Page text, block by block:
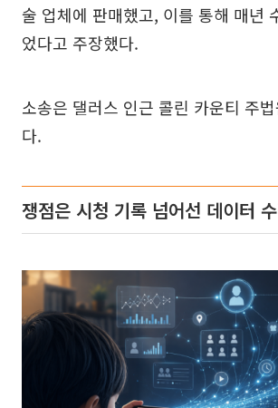
술 업체에 판매했고, 이를 통해 매년
었다고 주장했다.
소송은 댈러스 인근 콜린 카운티 주
다.
쟁점은 시청 기록 넘어선 데이터